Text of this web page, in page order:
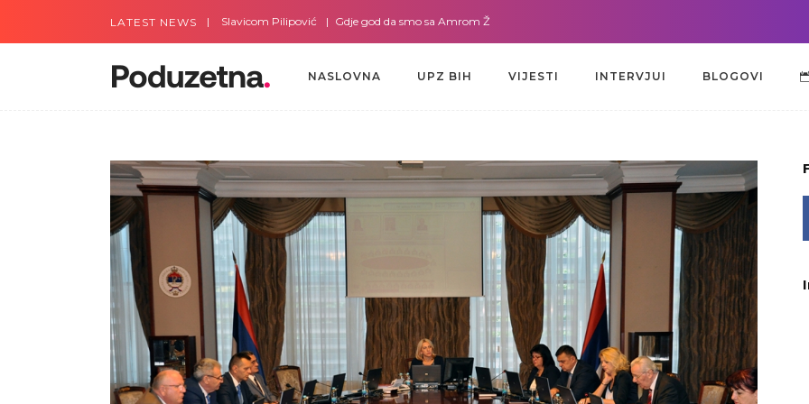
LATEST NEWS
Gdje god da smo sa Slavicom Pilipović Gdje god da smo sa Amrom Žužić-Bećirbegović
NASLOVNA UPZ BIH VIJESTI INTERVJUI BLOGOVI
NASLOVNA UPZ BIH